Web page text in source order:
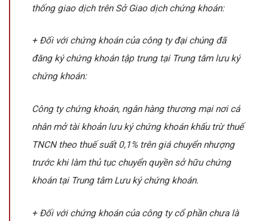
thống giao dịch trên Sở Giao dịch chứng khoán:
+ Đối với chứng khoán của công ty đại chúng đã
đăng ký chứng khoán tập trung tại Trung tâm lưu ký
chứng khoán:
Công ty chứng khoán, ngân hàng thương mại nơi cá
nhân mở tài khoản lưu ký chứng khoán khấu trừ thuế
TNCN theo thuế suất 0,1% trên giá chuyển nhượng
trước khi làm thủ tục chuyển quyền sở hữu chứng
khoán tại Trung tâm Lưu ký chứng khoán.
+ Đối với chứng khoán của công ty cổ phần chưa là